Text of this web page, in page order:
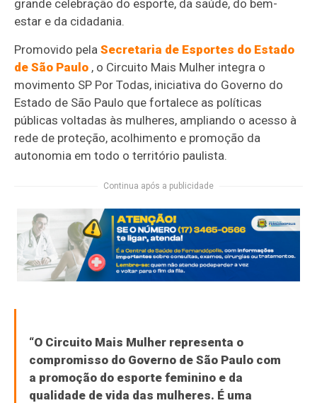
grande celebração do esporte, da saúde, do bem-
estar e da cidadania.
Promovido pelaSecretaria de Esportes do Estado
de São Paulo , o Circuito Mais Mulher integra o
movimento SP Por Todas, iniciativa do Governo do
Estado de São Paulo que fortalece as políticas
públicas voltadas às mulheres, ampliando o acesso à
rede de proteção, acolhimento e promoção da
autonomia em todo o território paulista.
Continua após a publicidade
“O Circuito Mais Mulher representa o
compromisso do Governo de São Paulo com
a promoção do esporte feminino e da
qualidade de vida das mulheres. É uma